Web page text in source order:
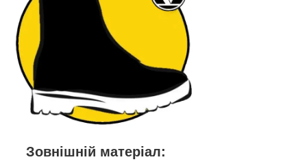
Зовнішній матеріал: